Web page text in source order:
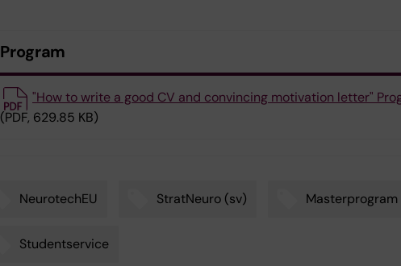
Program
"How to write a good CV and convincing motivation letter"
(PDF, 629.85 KB)
NeurotechEU StratNeuro (sv) Masterprogram
Studentservice